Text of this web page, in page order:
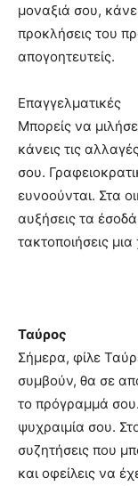
μοναξιά σου, κάνε
προκλήσεις του
απογοητευτείς.
Επαγγελματικές
Μπορείς να
κάνεις τις
σου.
ευνοούνται. Στα
αυξήσεις τα
τακτοποιήσεις
Ταύρος
Σήμερα, φίλε
συμβούν, θα σε
το πρόγραμμά
ψυχραιμία σου.
συζητήσεις που
και οφείλεις να